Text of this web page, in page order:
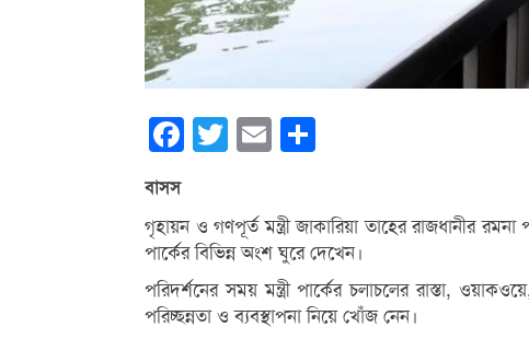
Facebook
Twitter Email
বাসস
গৃহায়ন ও গণপূর্ত মন্ত্রী জাকারিয়া তাহের রাজধানীর
পার্কের বিভিন্ন অংশ ঘুরে দেখেন।
পরিদর্শনের সময় মন্ত্রী পার্কের চলাচলের রাস্তা,
পরিচ্ছন্নতা ও ব্যবস্থাপনা নিয়ে খোঁজ নেন।